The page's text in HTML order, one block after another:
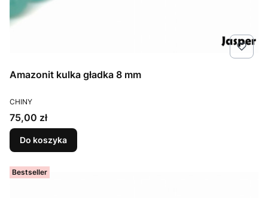
Amazonit kulka gładka 8 mm
PRODUCENT
CHINY
Cena
75,00 zł
Do koszyka
Bestseller